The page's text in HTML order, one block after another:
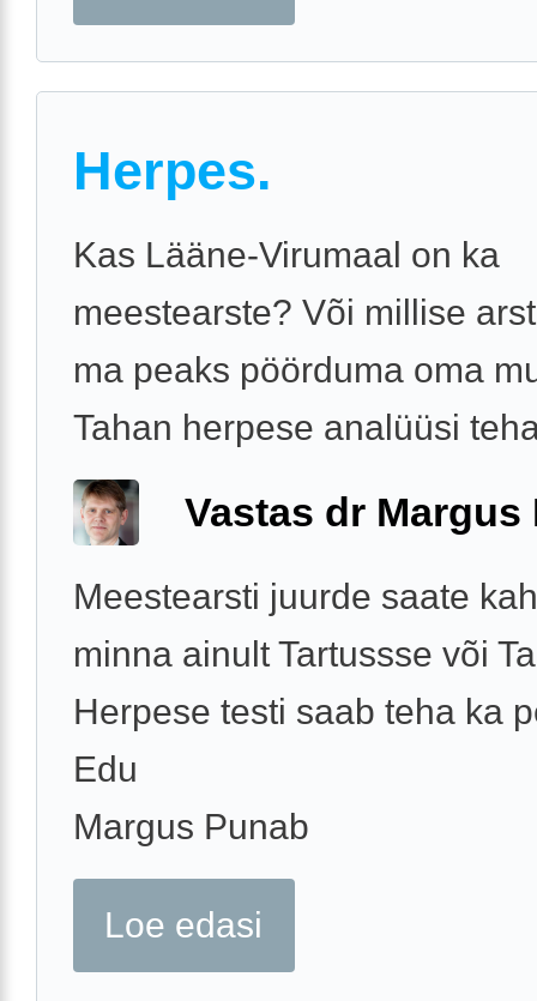
Herpes.
Kas Lääne-Virumaal on ka
meestearste? Või millise
ma peaks pöörduma oma
Tahan herpese analüüsi
Vastas dr Margus
Meestearsti juurde saate
minna ainult Tartussse või
Herpese testi saab teha ka
Edu
Margus Punab
Loe edasi